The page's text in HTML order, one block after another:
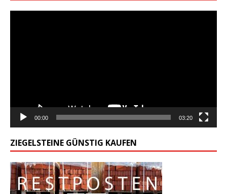
00:00 03:20
ZIEGELSTEINE GÜNSTIG KAUFEN